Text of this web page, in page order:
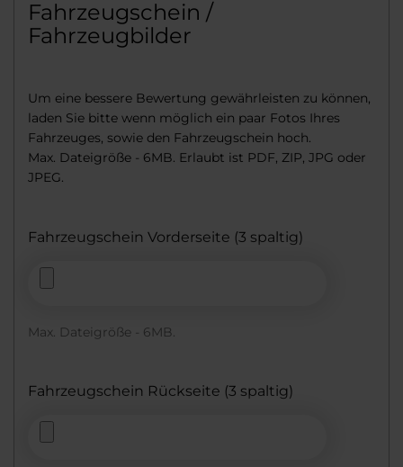
Fahrzeugschein /
Fahrzeugbilder
Um eine bessere Bewertung gewährleisten zu können,
laden Sie bitte wenn möglich ein paar Fotos Ihres
Fahrzeuges, sowie den Fahrzeugschein hoch.
Max. Dateigröße - 6MB. Erlaubt ist PDF, ZIP, JPG oder
JPEG.
Fahrzeugschein Vorderseite (3 spaltig)
Max. Dateigröße - 6MB.
Fahrzeugschein Rückseite (3 spaltig)